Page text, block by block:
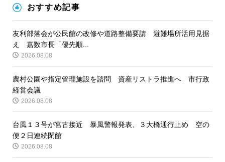
おすすめ記事
友利部落会が公民館の改修や道路整備要請 避難場所活用見据
え 嘉数市長「優先順...
2026.08.08
農村公園や指定管理施設を諮問 資産リストラ推進へ 市行政
経営会議
2026.08.08
台風１３号が宮古接近 暴風警報発表、３大橋通行止め 空の
便２日連続閉館
2026.08.08